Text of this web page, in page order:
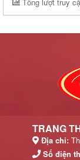
TRANG
Địa chỉ:
Số điện